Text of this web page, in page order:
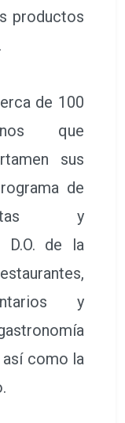
productos
de 100
que
sus
de
y
D.O. de la
y
como la